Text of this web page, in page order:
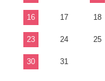
16 17 18
23 24 25
30 31